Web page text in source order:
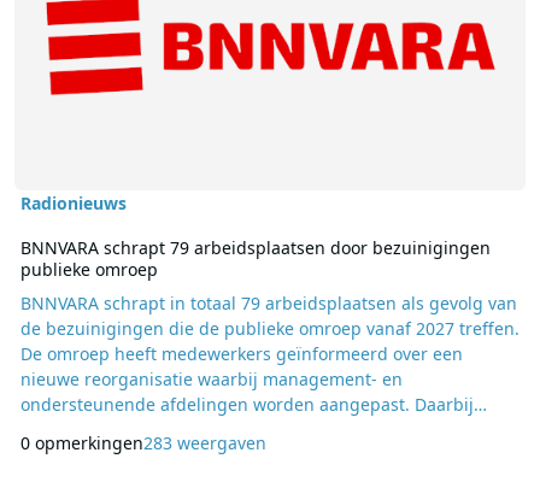
Radionieuws
BNNVARA schrapt 79 arbeidsplaatsen door bezuinigingen
publieke omroep
BNNVARA schrapt in totaal 79 arbeidsplaatsen als gevolg van
de bezuinigingen die de publieke omroep vanaf 2027 treffen.
De omroep heeft medewerkers geïnformeerd over een
nieuwe reorganisatie waarbij management- en
ondersteunende afdelingen worden aangepast. Daarbij
nieuwe functies. De reorganisatie volgt op een eerdere
0 opmerkingen283 weergaven